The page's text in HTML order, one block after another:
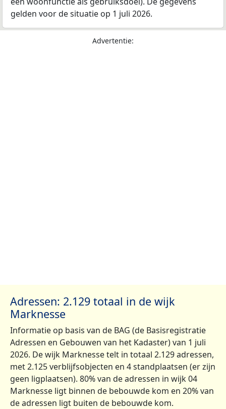
gelden voor de situatie op 1 juli 2026.
Advertentie:
Adressen: 2.129 totaal in de wijk
Marknesse
Informatie op basis van de BAG (de Basisregistratie
Adressen en Gebouwen van het Kadaster) van 1 juli
2026. De wijk Marknesse telt in totaal 2.129 adressen,
met 2.125 verblijfsobjecten en 4 standplaatsen (er zijn
geen ligplaatsen). 80% van de adressen in wijk 04
Marknesse ligt binnen de bebouwde kom en 20% van
de adressen ligt buiten de bebouwde kom.